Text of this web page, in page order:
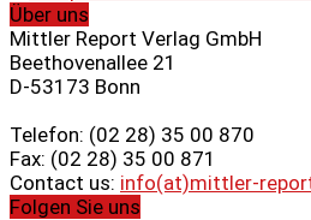
Über uns
Mittler Report Verlag GmbH
Beethovenallee 21
D-53173 Bonn
Telefon: (02 28) 35 00 870
Fax: (02 28) 35 00 871
Contact us: info(at)mittler-
Folgen Sie uns